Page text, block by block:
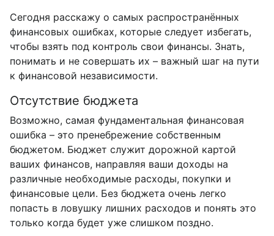
Сегодня расскажу о самых распространённых
финансовых ошибках, которые следует избегать,
чтобы взять под контроль свои финансы. Знать,
понимать и не совершать их – важный шаг на пути
к финансовой независимости.
Отсутствие бюджета
Возможно, самая фундаментальная финансовая
ошибка – это пренебрежение собственным
бюджетом. Бюджет служит дорожной картой
ваших финансов, направляя ваши доходы на
различные необходимые расходы, покупки и
финансовые цели. Без бюджета очень легко
попасть в ловушку лишних расходов и понять это
только когда будет уже слишком поздно.